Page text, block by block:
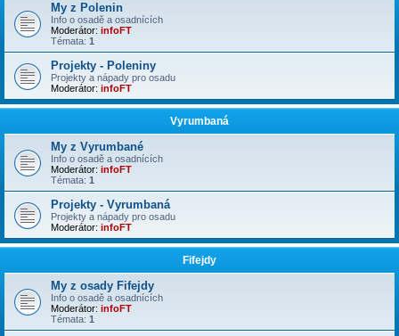
My z Polenin
Info o osadě a osadnících
Moderátor: infoFT
Témata: 1
Projekty - Poleniny
Projekty a nápady pro osadu
Moderátor: infoFT
Vyrumbaná
My z Vyrumbané
Info o osadě a osadnících
Moderátor: infoFT
Témata: 1
Projekty - Vyrumbaná
Projekty a nápady pro osadu
Moderátor: infoFT
Fifejdy
My z osady Fifejdy
Info o osadě a osadnících
Moderátor: infoFT
Témata: 1